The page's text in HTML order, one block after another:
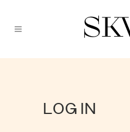
LOG IN